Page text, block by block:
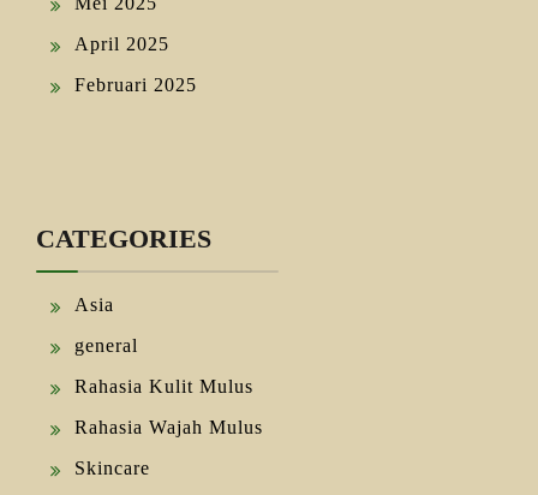
April 2025
Februari 2025
CATEGORIES
Asia
general
Rahasia Kulit Mulus
Rahasia Wajah Mulus
Skincare